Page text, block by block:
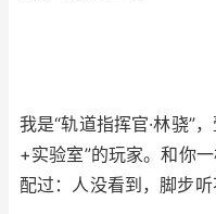
我是“轨道指挥官·林骁”
+实验室”的玩家。和你
配过：人没看到，脚步